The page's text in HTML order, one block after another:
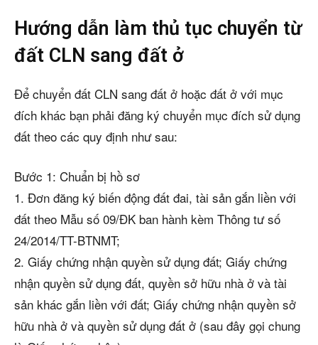
Hướng dẫn làm thủ tục chuyển từ
đất CLN sang đất ở
Để chuyển đất CLN sang đất ở hoặc đất ở với mục
đích khác bạn phải đăng ký chuyển mục đích sử dụng
đất theo các quy định như sau:
Bước 1: Chuẩn bị hồ sơ
1. Đơn đăng ký biến động đất đai, tài sản gắn liền với
đất theo Mẫu số 09/ĐK ban hành kèm Thông tư số
24/2014/TT-BTNMT;
2. Giấy chứng nhận quyền sử dụng đất; Giấy chứng
nhận quyền sử dụng đất, quyền sở hữu nhà ở và tài
sản khác gắn liền với đất; Giấy chứng nhận quyền sở
hữu nhà ở và quyền sử dụng đất ở (sau đây gọi chung